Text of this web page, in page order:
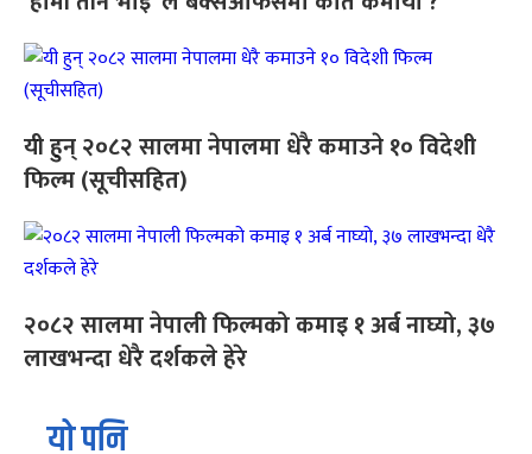
यी हुन् २०८२ सालमा नेपालमा धेरै कमाउने १० विदेशी
फिल्म (सूचीसहित)
२०८२ सालमा नेपाली फिल्मको कमाइ १ अर्ब नाघ्यो, ३७
लाखभन्दा धेरै दर्शकले हेरे
यो पनि